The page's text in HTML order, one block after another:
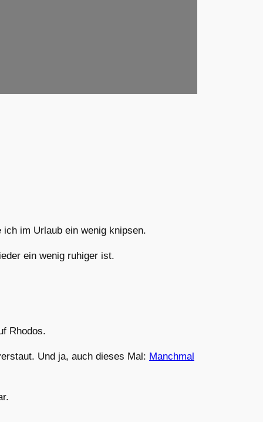
im Urlaub ein wenig knipsen.
ein wenig ruhiger ist.
Rhodos.
Und ja, auch dieses Mal: Manchmal